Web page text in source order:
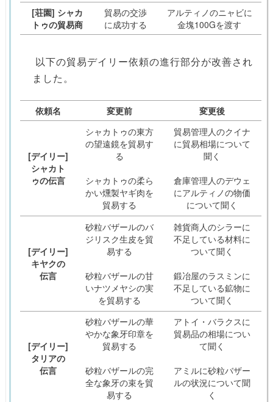
[荘園] シャカ
トゥの貿易商
貿易の交渉
に成功する
アルティノのニャビに
金塊100Gを渡す
以下の貿易デイリー依頼の進行部分が改善され
ました。
依頼名 変更前 変更後
[デイリー]
シャカト
ゥの伝言
シャカトゥの東方
の望遠鏡を貿易す
る
シャカトゥの柔ら
かい燻製ヤギ肉を
貿易する
貿易管理人のクイナ
に貿易相場について
聞く
倉庫管理人のデウェ
にアルティノの物価
について聞く
[デイリー]
キヤクの
伝言
砂粒バザールのバ
ジリスク生皮を貿
易する
砂粒バザールの甘
いナツメヤシの実
を貿易する
雑貨商人のシラーに
不足している材料に
ついて聞く
鍛冶屋のラスミンに
不足している鉱物に
ついて聞く
[デイリー]
タリアの
伝言
砂粒バザールの華
やかな象牙印章を
貿易する
砂粒バザールの完
全な象牙の束を貿
易する
アトイ・バラクスに
貿易品の相場につい
て聞く
アミルに砂粒バザー
ルの状況について聞
く